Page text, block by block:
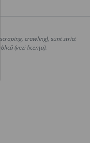
crawling), sunt strict
(vezi licența).